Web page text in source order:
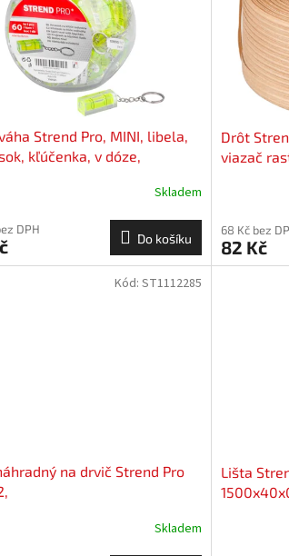
Strend Pro, MINI, libela,
kľúčenka, v dóze,
Skladem
DPH
Do košíku
Drôt
viazač
68 Kč bez
82 Kč
na drvič Strend Pro
Skladem
Kód: ST1112285
Lišta